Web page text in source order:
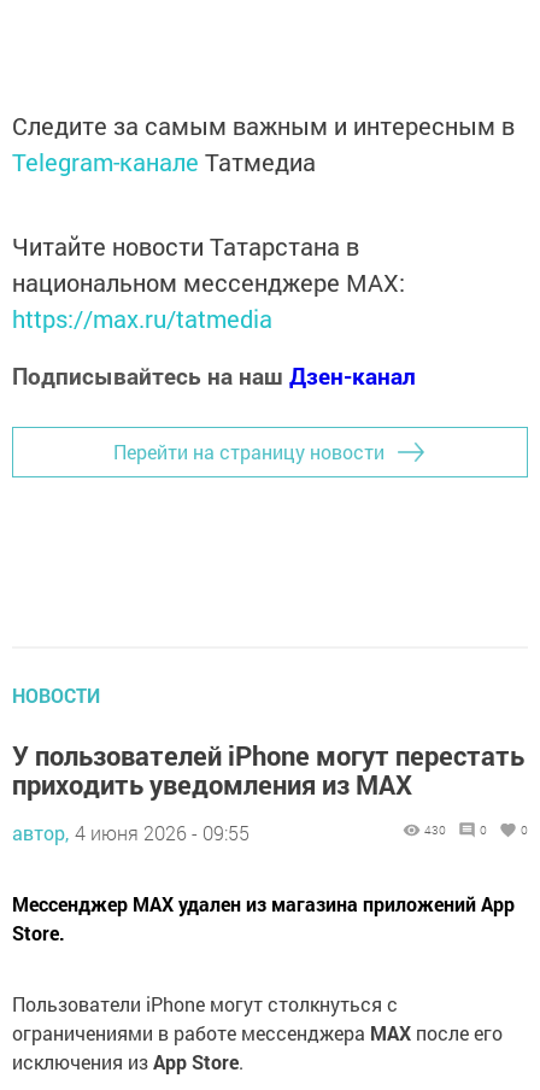
Следите за самым важным и интересным в
Telegram-канале Татмедиа
Читайте новости Татарстана в
национальном мессенджере MАХ:
https://max.ru/tatmedia
Подписывайтесь на наш Дзен-канал
Перейти на страницу новости
НОВОСТИ
У пользователей iPhone могут перестать
приходить уведомления из MAX
автор, 4 июня 2026 - 09:55 430 0 0
Мессенджер MAX удален из магазина приложений App
Store.
Пользователи iPhone могут столкнуться с
ограничениями в работе мессенджера MAX после его
исключения изApp Store.